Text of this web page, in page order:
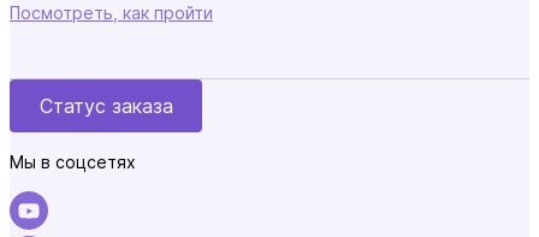
Посмотреть, как пройти
Статус заказа
Мы в соцсетях